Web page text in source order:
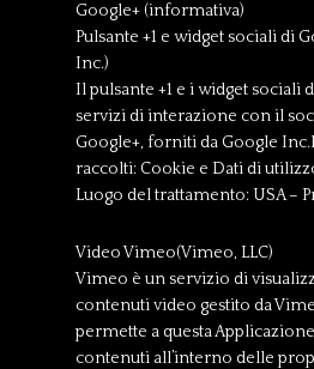
Google+ (informativa)
Pulsante +1 e widget sociali di
Inc.)
Il pulsante +1 e i widget sociali
servizi di interazione con il
Google+, forniti da Google
raccolti: Cookie e Dati di
Luogo del trattamento: USA –
Video Vimeo(Vimeo, LLC)
Vimeo è un servizio di
contenuti video gestito da
permette a questa
contenuti all’interno delle